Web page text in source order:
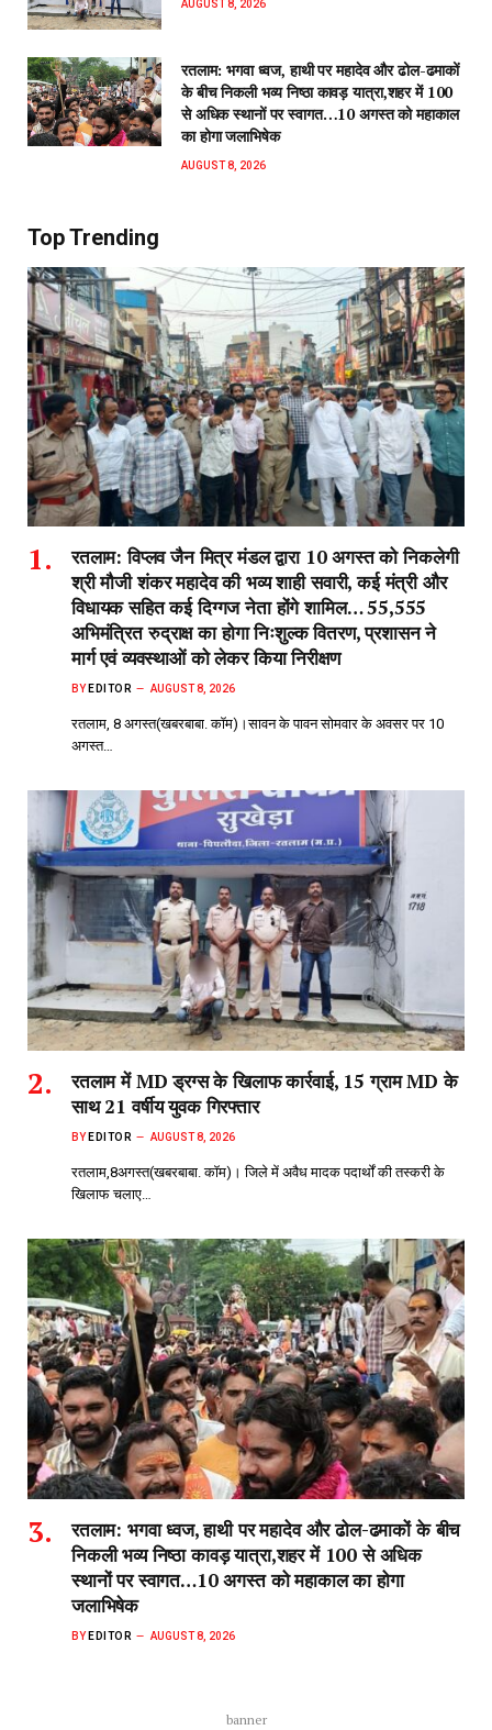
AUGUST 8, 2026
रतलाम: भगवा ध्वज, हाथी पर महादेव और ढोल-ढमाकों
के बीच निकली भव्य निष्ठा कावड़ यात्रा,शहर में 100
से अधिक स्थानों पर स्वागत…10 अगस्त को महाकाल
का होगा जलाभिषेक
AUGUST 8, 2026
Top Trending
रतलाम: विप्लव जैन मित्र मंडल द्वारा 10 अगस्त को निकलेगी
श्री मौजी शंकर महादेव की भव्य शाही सवारी, कई मंत्री और
विधायक सहित कई दिग्गज नेता होंगे शामिल… 55,555
अभिमंत्रित रुद्राक्ष का होगा निःशुल्क वितरण, प्रशासन ने
मार्ग एवं व्यवस्थाओं को लेकर किया निरीक्षण
BY EDITOR AUGUST 8, 2026
रतलाम, 8 अगस्त(खबरबाबा. कॉम)।सावन के पावन सोमवार के अवसर पर 10
अगस्त…
रतलाम में MD ड्रग्स के खिलाफ कार्रवाई, 15 ग्राम MD के
साथ 21 वर्षीय युवक गिरफ्तार
BY EDITOR AUGUST 8, 2026
रतलाम,8अगस्त(खबरबाबा. कॉम)। जिले में अवैध मादक पदार्थों की तस्करी के
खिलाफ चलाए…
रतलाम: भगवा ध्वज, हाथी पर महादेव और ढोल-ढमाकों के बीच
निकली भव्य निष्ठा कावड़ यात्रा,शहर में 100 से अधिक
स्थानों पर स्वागत…10 अगस्त को महाकाल का होगा
जलाभिषेक
BY EDITOR AUGUST 8, 2026
banner